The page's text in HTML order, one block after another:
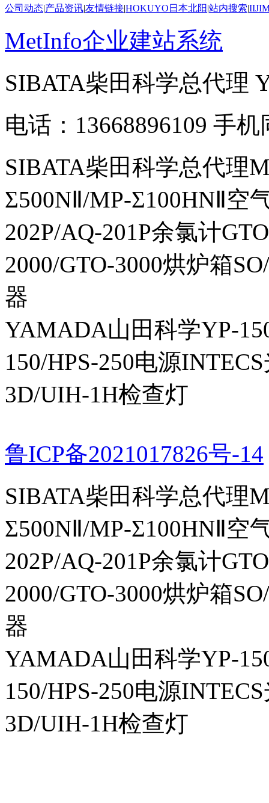
公司动态|产品资讯|友情链接|HOKUYO日本北阳|站内搜索|
MetInfo企业建站系统
SIBATA柴田科学总代理
电话：13668896109 手机
SIBATA柴田科学总代理
Σ500NⅡ/MP-Σ100HNⅡ空
202P/AQ-201P余氯计
2000/GTO-3000烘炉箱
器
YAMADA山田科学YP-
150/HPS-250电源
3D/UIH-1H检查灯
鲁ICP备2021017826号-14
SIBATA柴田科学总代理
Σ500NⅡ/MP-Σ100HNⅡ空
202P/AQ-201P余氯计
2000/GTO-3000烘炉箱
器
YAMADA山田科学YP-
150/HPS-250电源
3D/UIH-1H检查灯